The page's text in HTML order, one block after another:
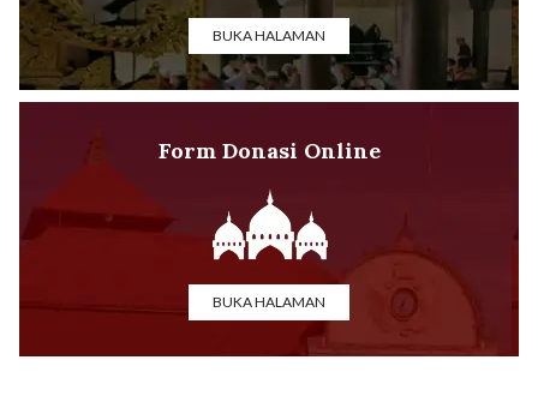
BUKA HALAMAN
Form Donasi Online
BUKA HALAMAN